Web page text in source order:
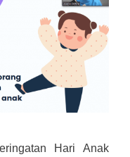
Hari Anak